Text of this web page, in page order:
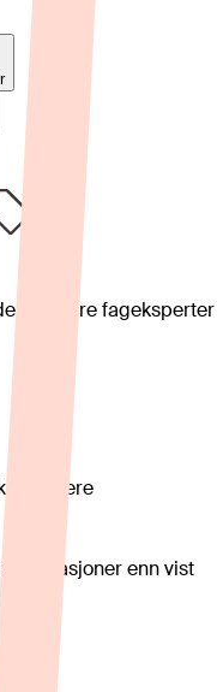
Våre fageksperter
variere
enn vist